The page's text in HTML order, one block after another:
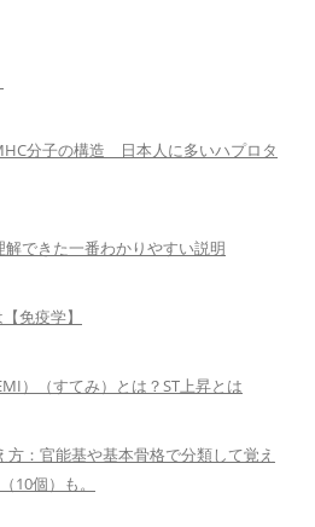
分子の構造 日本人に多いハプロタ
できた一番わかりやすい説明
免疫学】
）（すてみ）とは？ST上昇とは
：官能基や基本骨格で分類して覚え
10個）も。